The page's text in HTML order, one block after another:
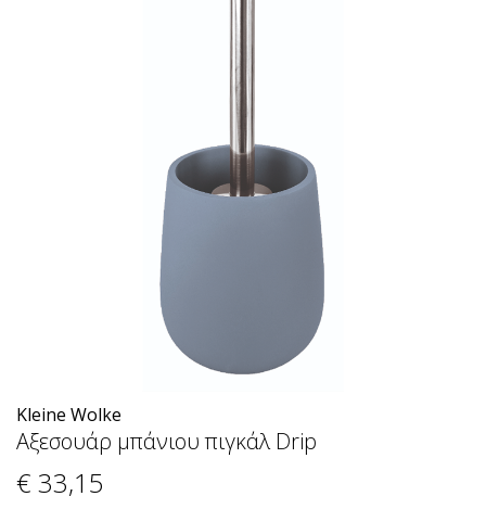
Kleine Wolke
Αξεσουάρ μπάνιου πιγκάλ Drip
€ 33,15